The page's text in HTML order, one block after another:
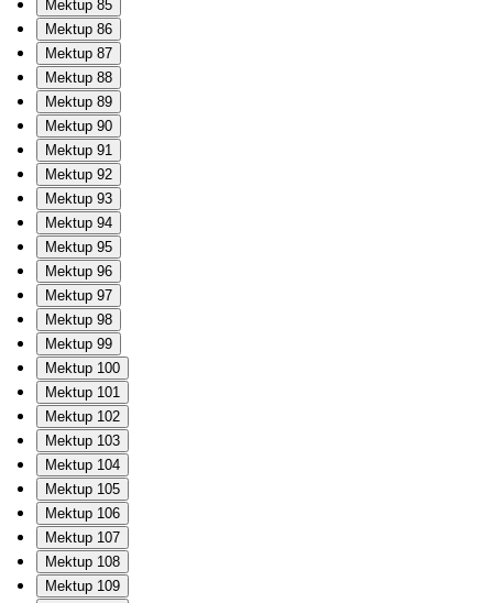
Mektup 85
Mektup 86
Mektup 87
Mektup 88
Mektup 89
Mektup 90
Mektup 91
Mektup 92
Mektup 93
Mektup 94
Mektup 95
Mektup 96
Mektup 97
Mektup 98
Mektup 99
Mektup 100
Mektup 101
Mektup 102
Mektup 103
Mektup 104
Mektup 105
Mektup 106
Mektup 107
Mektup 108
Mektup 109